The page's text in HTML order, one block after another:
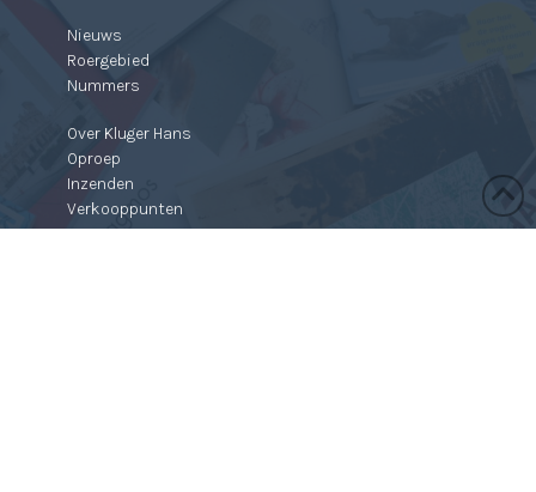
Nieuws
Roergebied
Nummers
Over Kluger Hans
Oproep
Inzenden
Verkooppunten
Contact